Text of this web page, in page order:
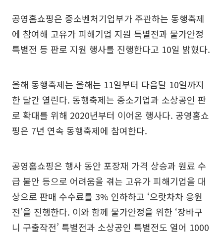
공영홈쇼핑은 중소벤처기업부가 주관하는 동행축제
에 참여해 고유가 피해기업 지원 특별전과 물가안정
특별전 등 판로 지원 행사를 진행한다고 10일 밝혔다.
올해 동행축제는 올해는 11일부터 다음달 10일까지
한 달간 열린다. 동행축제는 중소기업과 소상공인 판
로 확대를 위해 2020년부터 이어온 행사다. 공영홈쇼
핑은 7년 연속 동행축제에 참여한다.
공영홈쇼핑은 행사 동안 포장재 가격 상승과 원료 수
급 불안 등으로 어려움을 겪는 고유가 피해기업을 대
상으로 판매 수수료를 3% 인하하고 ‘으랏차차 응원
전’을 진행한다. 이와 함께 물가안정을 위한 ‘장바구
니 구출작전’ 특별전과 소상공인 특별전도 열어 1000